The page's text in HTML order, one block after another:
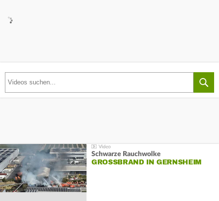
Schwarze Rauchwolke
GROSSBRAND IN GERNSHEIM